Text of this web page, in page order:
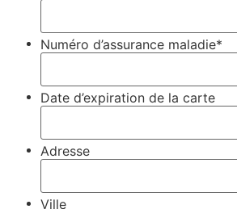
Numéro d’assurance maladie*
Date d’expiration de la carte
Adresse
Ville